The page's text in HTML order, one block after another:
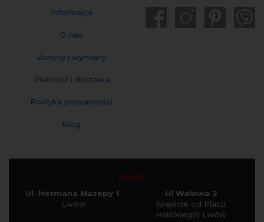
Informacja
O nas
Zwroty i wymiany
Płatność i dostawa
Polityka prywatności
Blog
SKLEP
Ul. Hetmana Mazepy 1,
Lwów
Ul Wałowa 2
(wejście od Placu
Halickiego) Lwów